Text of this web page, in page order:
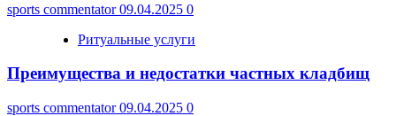
sports commentator09.04.2025 0
Ритуальные услуги
Преимущества и недостатки частных кладбищ
sports commentator09.04.2025 0